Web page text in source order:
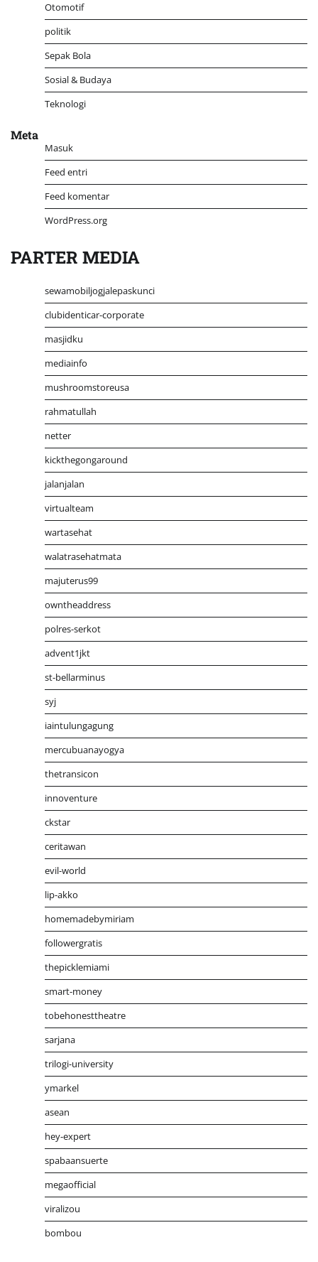
Otomotif
politik
Sepak Bola
Sosial & Budaya
Teknologi
Meta
Masuk
Feed entri
Feed komentar
WordPress.org
PARTER MEDIA
sewamobiljogjalepaskunci
clubidenticar-corporate
masjidku
mediainfo
mushroomstoreusa
rahmatullah
netter
kickthegongaround
jalanjalan
virtualteam
wartasehat
walatrasehatmata
majuterus99
owntheaddress
polres-serkot
advent1jkt
st-bellarminus
syj
iaintulungagung
mercubuanayogya
thetransicon
innoventure
ckstar
ceritawan
evil-world
lip-akko
homemadebymiriam
followergratis
thepicklemiami
smart-money
tobehonesttheatre
sarjana
trilogi-university
ymarkel
asean
hey-expert
spabaansuerte
megaofficial
viralizou
bombou